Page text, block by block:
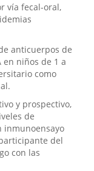
vía fecal-oral,
anticuerpos de
niños de 1 a
como
y prospectivo,
de
inmunoensayo
del
con las